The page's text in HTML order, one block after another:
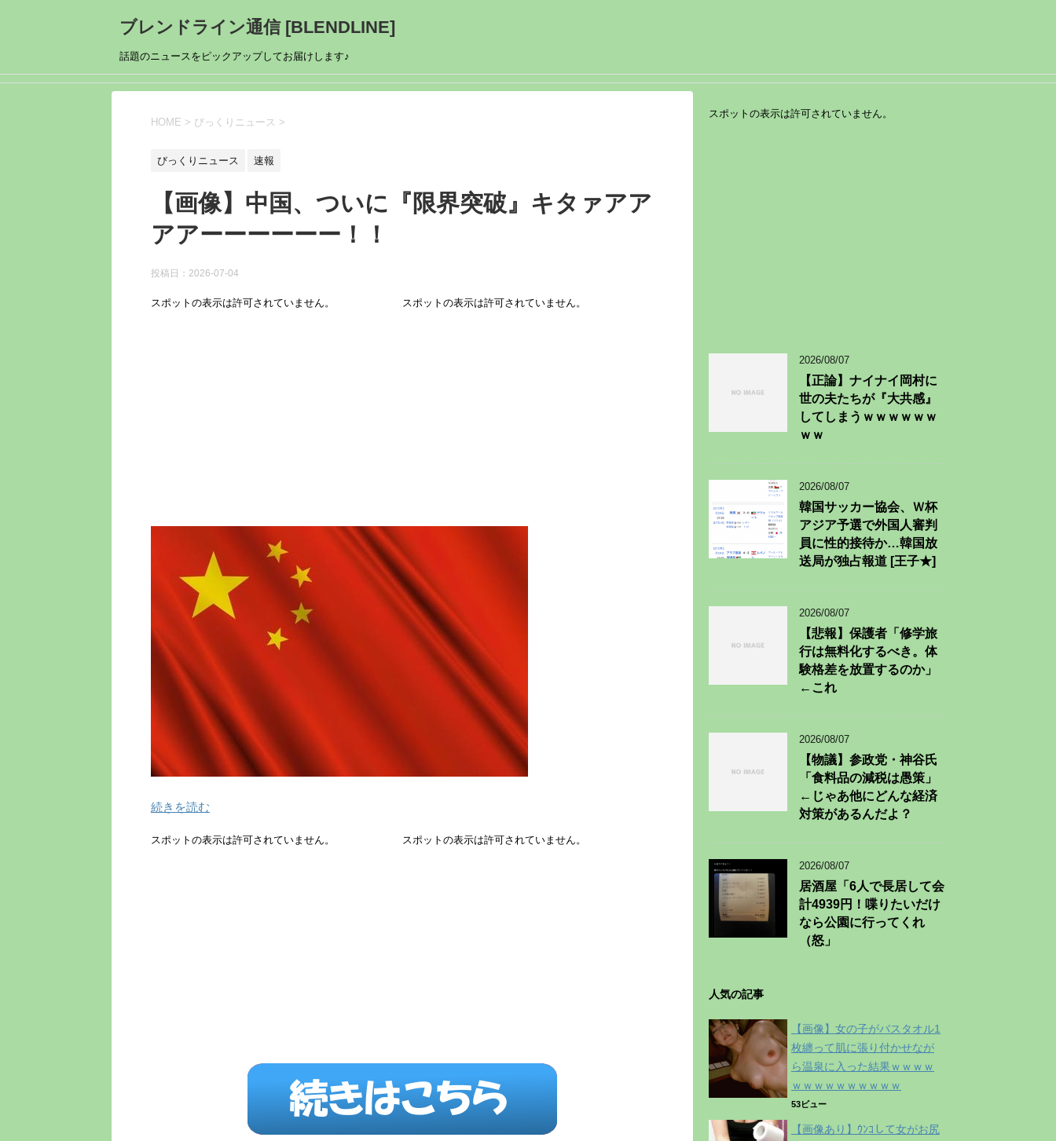
ブレンドライン通信 [BLENDLINE]
話題のニュースをピックアップしてお届けします♪
HOME > びっくりニュース >
びっくりニュース 速報
【画像】中国、ついに『限界突破』キタァアア
アアーーーーーー！！
投稿日： 2026-07-04
続きを読む
2026/08/07
【正論】ナイナイ岡村に
世の夫たちが『大共感』
してしまうｗｗｗｗｗｗ
ｗｗ
2026/08/07
韓国サッカー協会、Ｗ杯
アジア予選で外国人審判
員に性的接待か…韓国放
送局が独占報道 [王子★]
2026/08/07
【悲報】保護者「修学旅
行は無料化するべき。体
験格差を放置するのか」
←これ
2026/08/07
【物議】参政党・神谷氏
「食料品の減税は愚策」
←じゃあ他にどんな経済
対策があるんだよ？
2026/08/07
居酒屋「6人で長居して会
計4939円！喋りたいだけ
なら公園に行ってくれ
（怒」
人気の記事
【画像】女の子がバスタオル1
枚纏って肌に張り付かせなが
ら温泉に入った結果ｗｗｗｗ
ｗｗｗｗｗｗｗｗｗｗ
53ビュー
【画像あり】ｳﾝｺして女がお尻